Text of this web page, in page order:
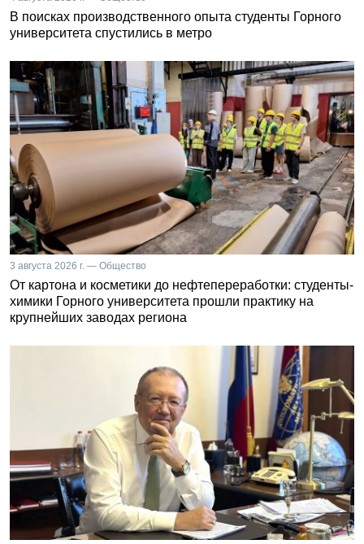
В поисках производственного опыта студенты Горного
университета спустились в метро
3 августа 2026 г. — Общество
От картона и косметики до нефтепереработки: студенты-
химики Горного университета прошли практику на
крупнейших заводах региона